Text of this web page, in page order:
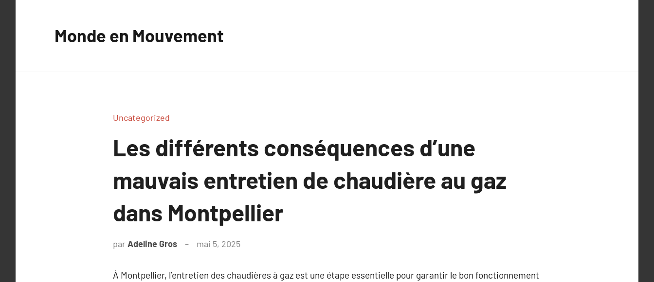
Monde en Mouvement
Uncategorized
Les différents conséquences d’une
mauvais entretien de chaudière au gaz
dans Montpellier
par Adeline Gros mai 5, 2025
À Montpellier, l’entretien des chaudières à gaz est une étape essentielle pour garantir le bon fonctionnement